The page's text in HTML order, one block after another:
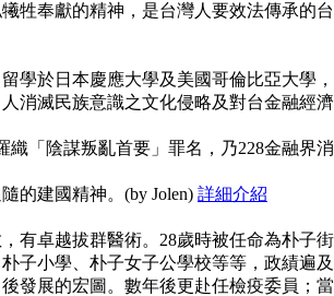
牲奉獻的精神，是台灣人要效法傳承的台
學於日本慶應大學及美國哥倫比亞大學，
消滅民族意識之文化侵略及對台金融經濟
「陰謀叛亂首要」罪名，乃228金融界消
的建國精神。(by Jolen) 詳細介紹
有卓越拔群醫術。28歲時被任命為朴子街
子小學、朴子女子公學校等等，政績遍及
發展的宏圖。數年後更赴任檢疫委員；當